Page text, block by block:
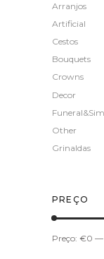
Arranjos
Artificial
Cestos
Bouquets
Crowns
Decor
Other
Grinaldas
PREÇO
mínimo
máximo
Preço: €0 —